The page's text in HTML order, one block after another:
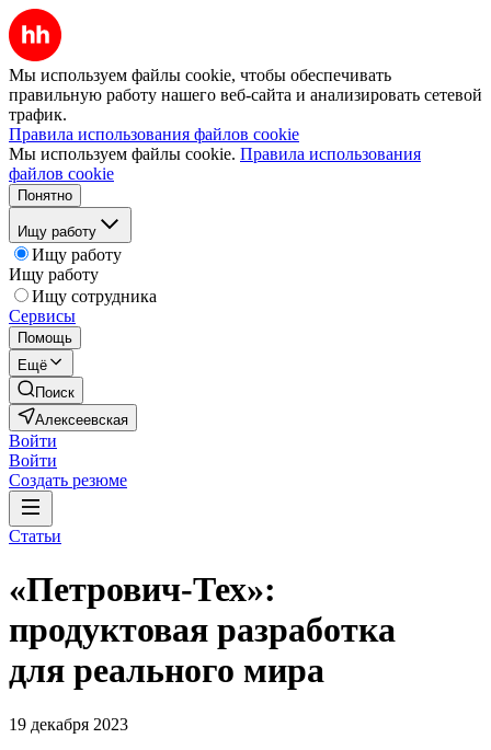
Мы используем файлы cookie, чтобы обеспечивать
правильную работу нашего веб-сайта и анализировать сетевой
трафик.
Правила использования файлов cookie
Мы используем файлы cookie. Правила использования
файлов cookie
Понятно
Ищу работу
Ищу работу
Ищу работу
Ищу сотрудника
Сервисы
Помощь
Ещё
Поиск
Алексеевская
Войти
Войти
Создать резюме
Статьи
«Петрович-Тех»:
продуктовая разработка
для реального мира
19 декабря 2023